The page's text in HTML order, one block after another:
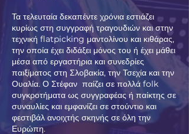
Τα τελευταία δεκαπέντε χρόνια εστιάζει
κυρίως στη συγγραφή τραγουδιών και στην
τεχνική flatpicking μαντολίνου και κιθάρας,
την οποία έχει διδάξει μόνος του ή έχει μάθει
μέσα από εργαστήρια και συνεδρίες
παιξίματος στη Σλοβακία, την Τσεχία και την
Ουαλία. Ο Στέφαν παίζει σε πολλά folk
συγκροτήματα ως συγγραφέας ή παίκτης σε
συναυλίες και εμφανίζει σε στούντιο και
φεστιβάλ ανοιχτής σκηνής σε όλη την
Ευρώπη.